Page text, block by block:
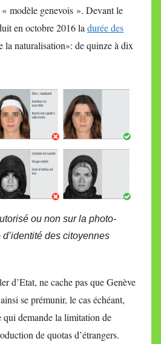
modèle genevois ». Devant le
en octobre 2016 la durée des
la naturalisation»: de quinze à dix
ou non sur la photo-
des citoyennes
d’Etat, ne cache pas que Genève
se prémunir, le cas échéant,
qui demande la limitation de
de quotas d’étrangers.